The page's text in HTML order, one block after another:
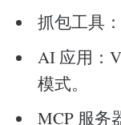
抓包工具
AI 应用：
模式。
MCP 服务